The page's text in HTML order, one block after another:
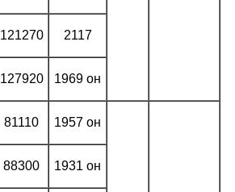
121270 2117
127920 1969 он
81110 1957 он
88300 1931 он